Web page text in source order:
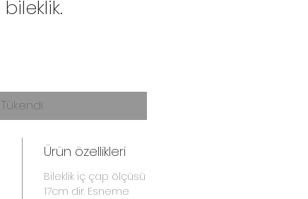
Tükendi
Ürün özellikleri
Bileklik iç çap ölçüsü
17cm dir. Esneme